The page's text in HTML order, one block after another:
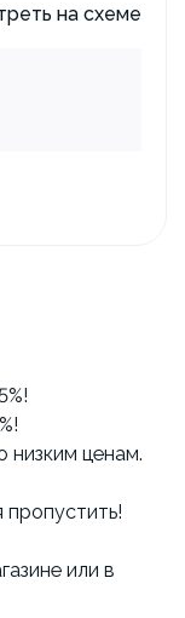
низким ценам.
пропустить!
или в
на схеме